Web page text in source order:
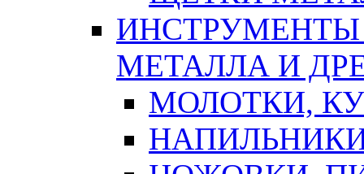
ИНСТРУМЕНТЫ
МЕТАЛЛА И
МОЛОТКИ,